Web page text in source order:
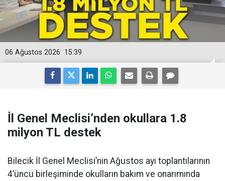
15:39
06 Ağustos 2026
İl Genel Meclisi’nden okullara 1.8
milyon TL destek
Bilecik İl Genel Meclisi’nin Ağustos ayı toplantılarının
4’üncü birleşiminde okulların bakım ve onarımında